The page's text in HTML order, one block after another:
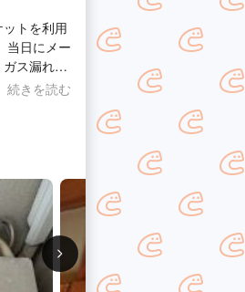
トを利用
当日にメー
ス漏れで
にたって
続きを読む